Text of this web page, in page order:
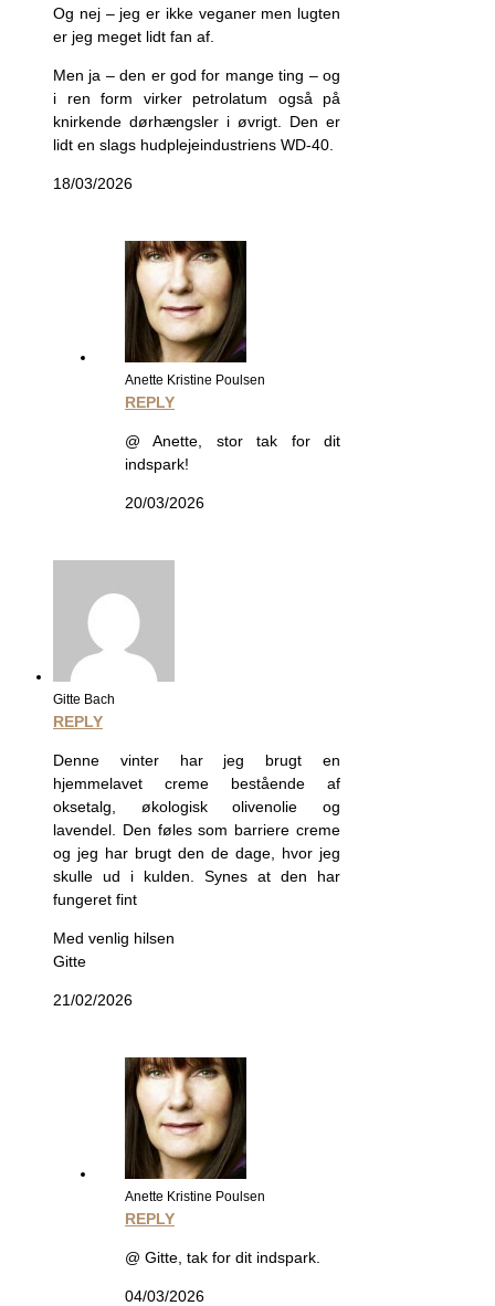
Og nej – jeg er ikke veganer men lugten
er jeg meget lidt fan af.
Men ja – den er god for mange ting – og
i ren form virker petrolatum også på
knirkende dørhængsler i øvrigt. Den er
lidt en slags hudplejeindustriens WD-40.
18/03/2026
Anette Kristine Poulsen
REPLY
@ Anette, stor tak for dit
indspark!
20/03/2026
Gitte Bach
REPLY
Denne vinter har jeg brugt en
hjemmelavet creme bestående af
oksetalg, økologisk olivenolie og
lavendel. Den føles som barriere creme
og jeg har brugt den de dage, hvor jeg
skulle ud i kulden. Synes at den har
fungeret fint
Med venlig hilsen
Gitte
21/02/2026
Anette Kristine Poulsen
REPLY
@ Gitte, tak for dit indspark.
04/03/2026